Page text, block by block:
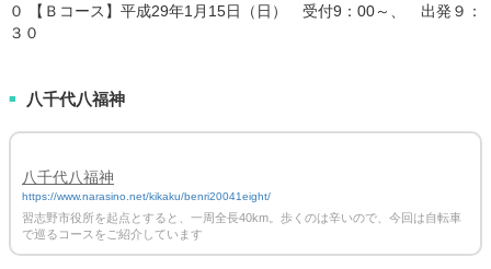
０ 【Ｂコース】平成29年1月15日（日） 受付9：00～、 出発９：
３０
■ 八千代八福神
八千代八福神
https://www.narasino.net/kikaku/benri20041eight/
習志野市役所を起点とすると、一周全長40km。歩くのは辛いので、今回は自転車
で巡るコースをご紹介しています